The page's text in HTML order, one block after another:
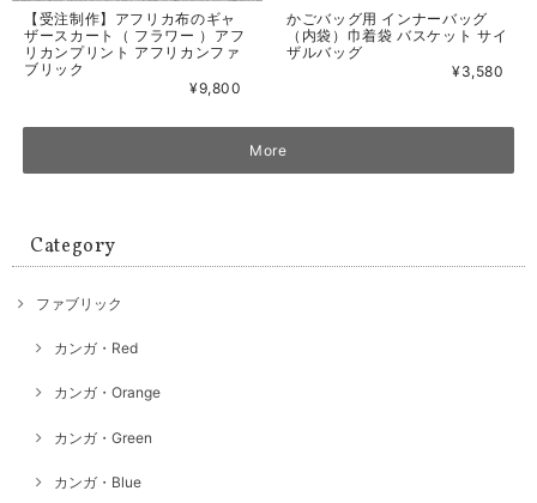
【受注制作】アフリカ布のギャ
ザースカート（ フラワー ）アフ
リカンプリント アフリカンファ
ブリック
¥9,800
かごバッグ用 インナーバッグ
（内袋）巾着袋 バスケット サイ
ザルバッグ
¥3,580
More
Category
ファブリック
カンガ・Red
カンガ・Orange
カンガ・Green
カンガ・Blue